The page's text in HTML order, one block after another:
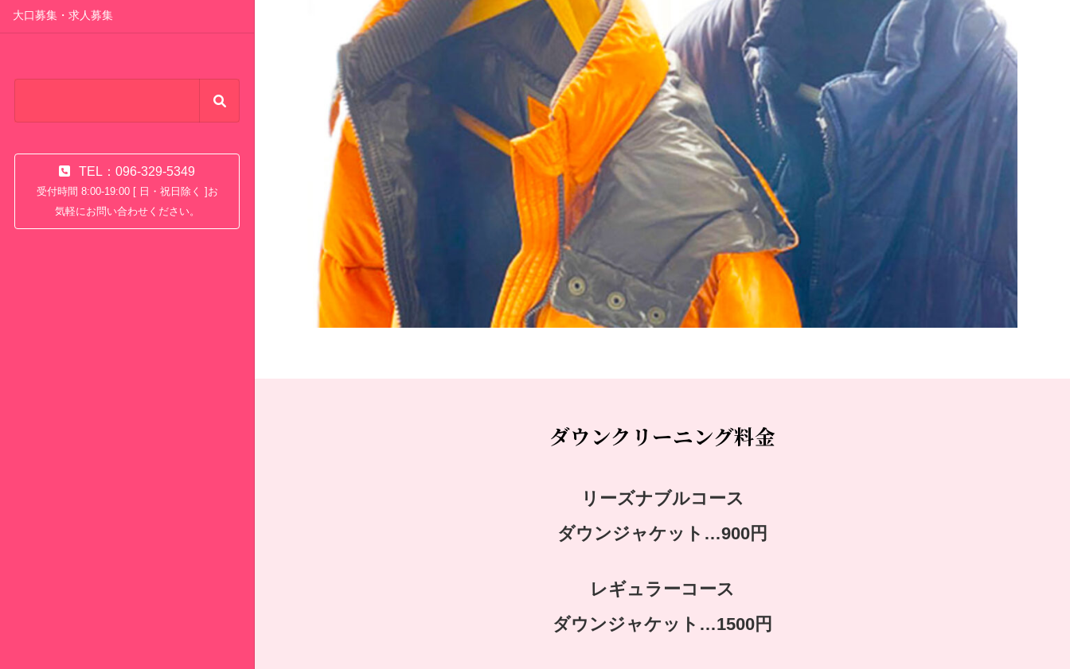
大口募集・求人募集
TEL：096-329-5349
受付時間 8:00-19:00 [ 日・祝日除く ]お
気軽にお問い合わせください。
ダウンクリーニング料金
リーズナブルコース
ダウンジャケット…900円
レギュラーコース
ダウンジャケット…1500円